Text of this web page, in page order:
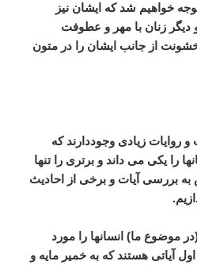
خواهیم شد که ایشان نیز
دیگر زنان با مهر و عطوفت
از جانب ایشان را در متون
و روایات زیادی وجوددارند که
را یکی می داند و برتری را
تنها
به بررسی آیات و برخی از
احادیث
.
در موضوع ما) انسانها را
مورد
اول آیاتی هستند که به خمیر مایه و